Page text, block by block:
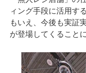
ィング手段に活用す
もいえ、今後も実証
が登場してくること